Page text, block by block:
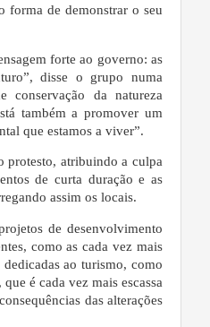
forma de demonstrar o seu
forte ao governo: as
disse o grupo numa
conservação da natureza
também a promover um
que estamos a viver”.
protesto, atribuindo a culpa
de curta duração e as
assim os locais.
de desenvolvimento
como as cada vez mais
ao turismo, como
é cada vez mais escassa
das alterações